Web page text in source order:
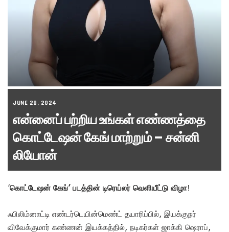
JUNE 28, 2024
என்னைப் பற்றிய உங்கள் எண்ணத்தை
கொட்டேஷன் கேங் மாற்றும் – சன்னி
லியோன்
’கொட்டேஷன் கேங்’ படத்தின் டிரெய்லர் வெளியீட்டு விழா!
ஃபிலிம்னாட்டி எண்டர்டெயின்மெண்ட் தயாரிப்பில், இயக்குநர்
விவேக்குமார் கண்ணன் இயக்கத்தில், நடிகர்கள் ஜாக்கி ஷெராப்,